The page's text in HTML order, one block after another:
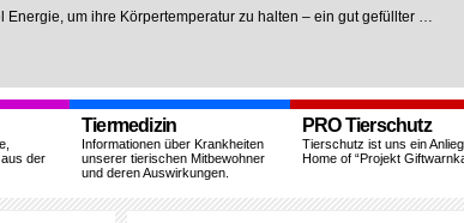
Energie, um ihre Körpertemperatur zu halten – ein gut gefüllter …
der
Tiermedizin
Informationen über Krankheiten
unserer tierischen Mitbewohner
und deren Auswirkungen.
PRO Tierschutz
Tierschutz ist uns ein
Home of “Projekt